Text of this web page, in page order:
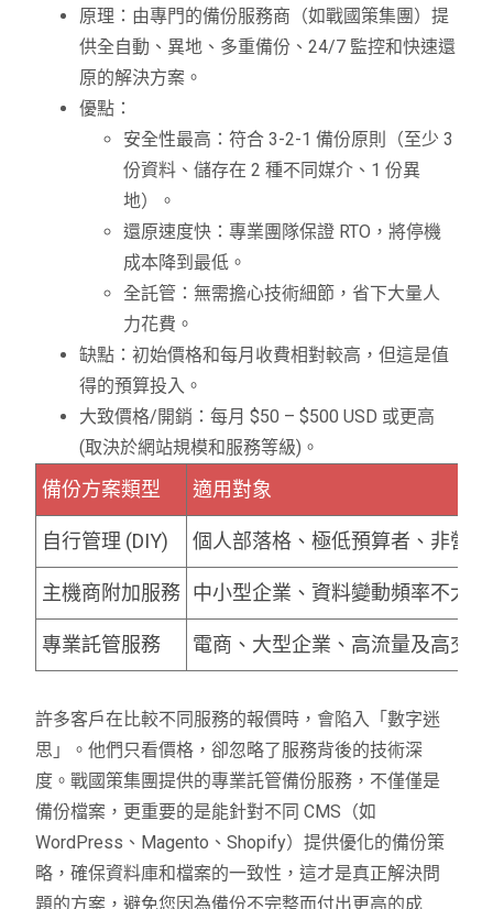
原理：由專門的備份服務商（如戰國策集團）提
供全自動、異地、多重備份、24/7 監控和快速還
原的解決方案。
優點：
安全性最高：符合 3-2-1 備份原則（至少 3
份資料、儲存在 2 種不同媒介、1 份異
地）。
還原速度快：專業團隊保證 RTO，將停機
成本降到最低。
全託管：無需擔心技術細節，省下大量人
力花費。
缺點：初始價格和每月收費相對較高，但這是值
得的預算投入。
大致價格/開銷：每月 $50 – $500 USD 或更高
(取決於網站規模和服務等級)。
備份方案類型 適用對象
自行管理 (DIY) 個人部落格、極低預算者、非營
主機商附加服務 中小型企業、資料變動頻率不大
專業託管服務 電商、大型企業、高流量及高交
許多客戶在比較不同服務的報價時，會陷入「數字迷
思」。他們只看價格 ，卻忽略了服務背後的技術深
度。戰國策集團提供的專業託管備份服務，不僅僅是
備份檔案，更重要的是能針對不同 CMS（如
WordPress、Magento、Shopify）提供優化的備份策
略，確保資料庫和檔案的一致性，這才是真正解決問
題的方案，避免您因為備份不完整而付出更高的成